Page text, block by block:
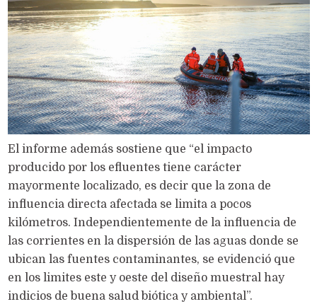
El informe además sostiene que “el impacto
producido por los efluentes tiene carácter
mayormente localizado, es decir que la zona de
influencia directa afectada se limita a pocos
kilómetros. Independientemente de la influencia de
las corrientes en la dispersión de las aguas donde se
ubican las fuentes contaminantes, se evidenció que
en los limites este y oeste del diseño muestral hay
indicios de buena salud biótica y ambiental”.